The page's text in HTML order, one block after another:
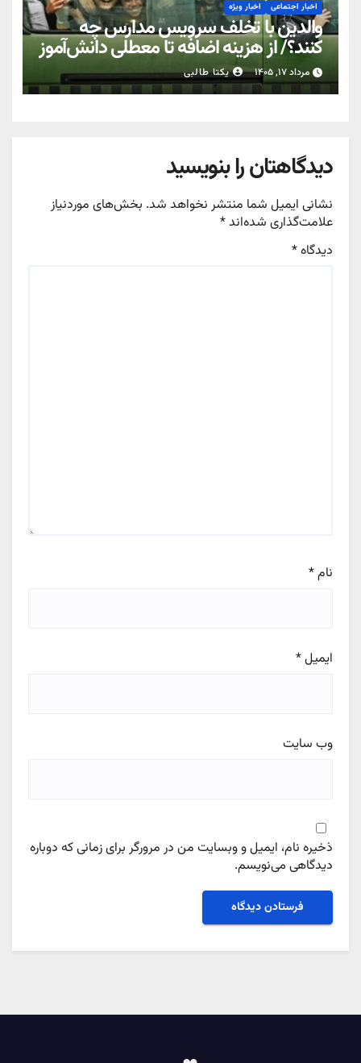
اخبار اجتماعی اخبار ویژه
والدین با تخلف سرویس مدارس چه
کنند؟/ از هزینه اضافه تا معطلی دانش‌آموز
مرداد ۱۷, ۱۴۰۵ یکتا طالبی
دیدگاهتان را بنویسید
نشانی ایمیل شما منتشر نخواهد شد. بخش‌های موردنیاز
علامت‌گذاری شده‌اند*
دیدگاه*
نام*
ایمیل*
وب‌ سایت
ذخیره نام، ایمیل و وبسایت من در مرورگر برای زمانی که دوباره
دیدگاهی می‌نویسم.